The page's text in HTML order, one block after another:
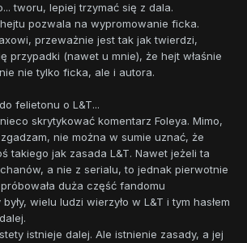
tworu, lepiej trzymać się z dala.
pozwala na wypromowanie ficka.
przeważnie jest tak jak twierdzi,
przypadki (nawet u mnie), że hejt właśnie
nie tylko ficka, ale i autora.
felietonu o L&T...
skrytykować komentarz Foleya. Mimo,
nie można w sumie uznać, że
takiego jak zasada L&T. Nawet jeżeli ta
a nie z serialu, to jednak pierwotnie
duża część fandomu
wielu ludzi wierzyło w L&T i tym hasłem
istnieje dalej. Ale istnienie zasady, a jej